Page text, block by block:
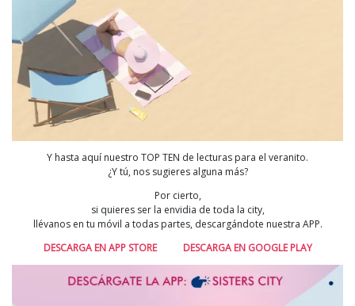
Y hasta aquí nuestro TOP TEN de lecturas para el veranito.
¿Y tú, nos sugieres alguna más?
Por cierto,
si quieres ser la envidia de toda la city,
llévanos en tu móvil a todas partes, descargándote nuestra APP.
DESCARGA EN APP STORE
DESCARGA EN GOOGLE PLAY